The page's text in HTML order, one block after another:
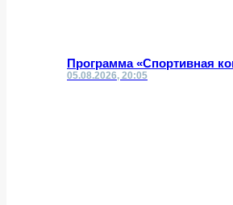
Программа «Спортивная
05.08.2026, 20:05